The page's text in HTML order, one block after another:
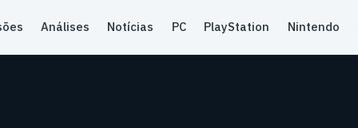
Análises Notícias PC PlayStation Nintendo